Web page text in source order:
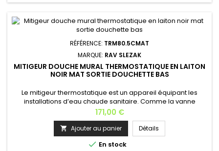
RÉFÉRENCE: TRM80.5CMAT
MARQUE: RAV SLEZAK
MITIGEUR DOUCHE MURAL THERMOSTATIQUE EN LAITON
NOIR MAT SORTIE DOUCHETTE BAS
Le mitigeur thermostatique est un appareil équipant les
installations d’eau chaude sanitaire. Comme la vanne
thermostatique, il réalise une action sur les débits en fonction
d’une température. Mitigeur thermostatique avec sécurité
anti-brûlure;Matière: laiton Finition: noir Longueur: 28,5
cm Profondeur: 9 cm Hauteur: 8 cm Poids: 2,5 kg Garantie: 6
ans En...
Prix
171,00 €
 Ajouter au panier Détails
 En stock